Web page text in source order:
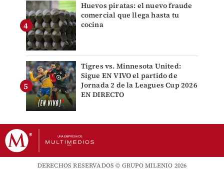
Huevos piratas: el nuevo fraude
comercial que llega hasta tu
cocina
Tigres vs. Minnesota United:
Sigue EN VIVO el partido de
Jornada 2 de la Leagues Cup 2026
EN DIRECTO
DERECHOS RESERVADOS © GRUPO MILENIO 2026